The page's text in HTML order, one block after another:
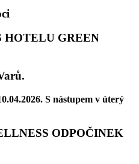
HOTELU GREEN
S nástupem v úterý
ODPOČINEK